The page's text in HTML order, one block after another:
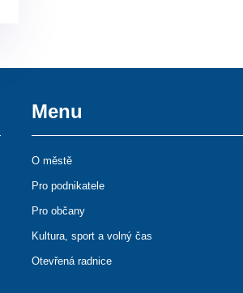
Menu
O městě
Pro podnikatele
Pro občany
Kultura, sport a volný čas
Otevřená radnice